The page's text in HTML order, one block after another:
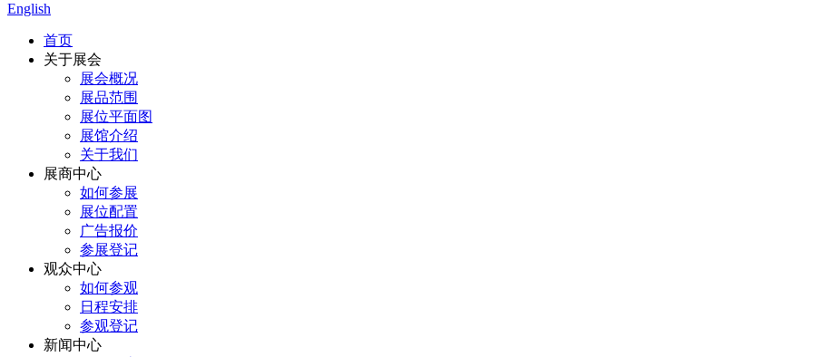
English
首页
关于展会
展会概况
展品范围
展位平面图
展馆介绍
关于我们
展商中心
如何参展
展位配置
广告报价
参展登记
观众中心
如何参观
日程安排
参观登记
新闻中心